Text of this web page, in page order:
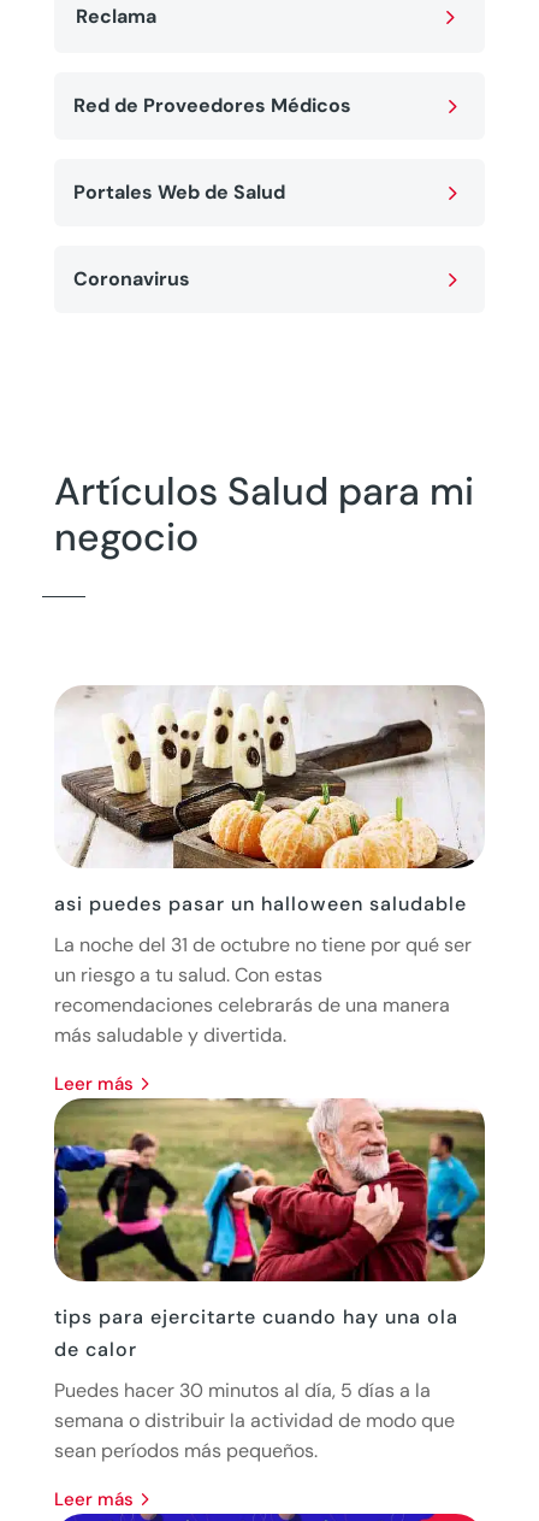
Reclama 5
Red de Proveedores Médicos 5
Portales Web de Salud 5
Coronavirus 5
Artículos Salud para mi
negocio
asi puedes pasar un halloween saludable
La noche del 31 de octubre no tiene por qué ser
un riesgo a tu salud. Con estas
recomendaciones celebrarás de una manera
más saludable y divertida.
leer más
tips para ejercitarte cuando hay una ola
de calor
Puedes hacer 30 minutos al día, 5 días a la
semana o distribuir la actividad de modo que
sean períodos más pequeños.
leer más